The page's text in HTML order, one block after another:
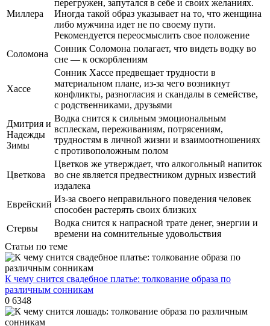
Миллера
перегружен, запутался в себе и своих желаниях.
Иногда такой образ указывает на то, что женщина
либо мужчина идет не по своему пути.
Рекомендуется переосмыслить свое положение
Соломона
Сонник Соломона полагает, что видеть водку во
сне — к оскорблениям
Хассе
Сонник Хассе предвещает трудности в
материальном плане, из-за чего возникнут
конфликты, разногласия и скандалы в семействе,
с родственниками, друзьями
Дмитрия и
Надежды
Зимы
Водка снится к сильным эмоциональным
всплескам, переживаниям, потрясениям,
трудностям в личной жизни и взаимоотношениях
с противоположным полом
Цветкова
Цветков же утверждает, что алкогольный напиток
во сне является предвестником дурных известий
издалека
Еврейский
Из-за своего неправильного поведения человек
способен растерять своих близких
Стервы
Водка снится к напрасной трате денег, энергии и
времени на сомнительные удовольствия
Статьи по теме
К чему снится свадебное платье: толкование образа по
различным сонникам
0 6348